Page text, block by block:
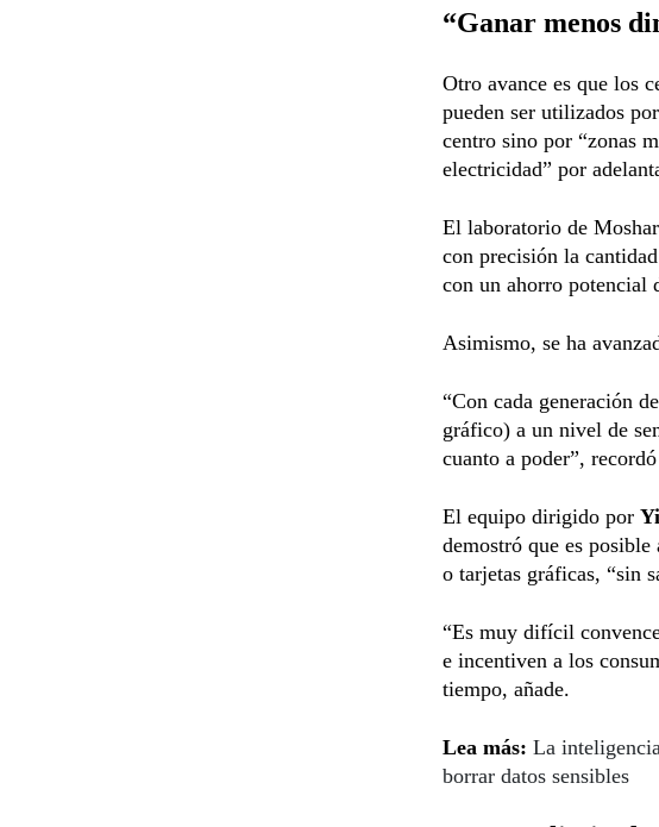
“Ganar menos
Otro avance es que los
pueden ser utilizados
centro sino por “zonas
electricidad” por
El laboratorio de
con precisión la
con un ahorro potencial
Asimismo, se ha
“Con cada generación
gráfico) a un nivel de
cuanto a poder”,
El equipo dirigido por
demostró que es
o tarjetas gráficas, “sin
“Es muy difícil
e incentiven a los
tiempo, añade.
Lea más: La
borrar datos sensibles